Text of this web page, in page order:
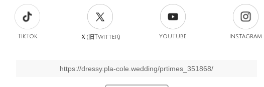
TikTok Ｘ(旧Twitter) YouTube Instagram
https://dressy.pla-cole.wedding/prtimes_351868/